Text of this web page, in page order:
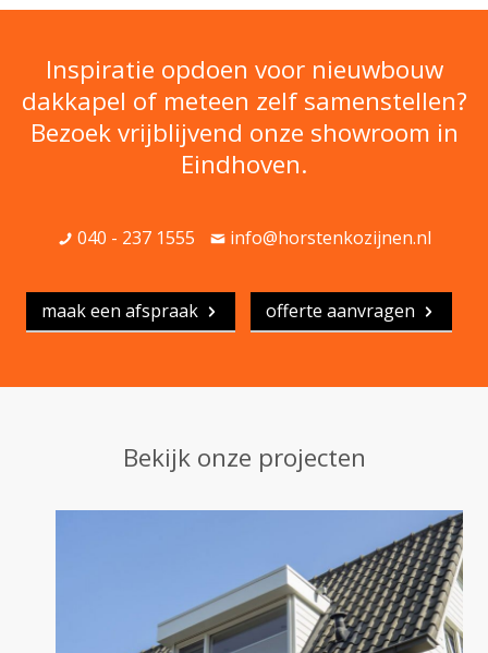
Inspiratie opdoen voor nieuwbouw
dakkapel of meteen zelf samenstellen?
Bezoek vrijblijvend onze showroom in
Eindhoven.
040 - 237 1555 info@horstenkozijnen.nl
maak een afspraak offerte aanvragen
Bekijk onze projecten